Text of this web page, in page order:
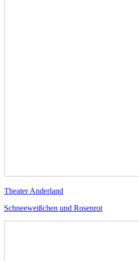
Theater Anderland
Schneeweißchen und Rosenrot